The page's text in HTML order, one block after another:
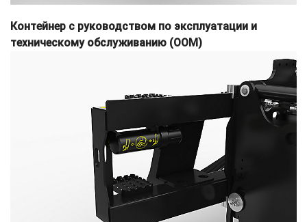
Контейнер с руководством по эксплуатации и
техническому обслуживанию (OOM)